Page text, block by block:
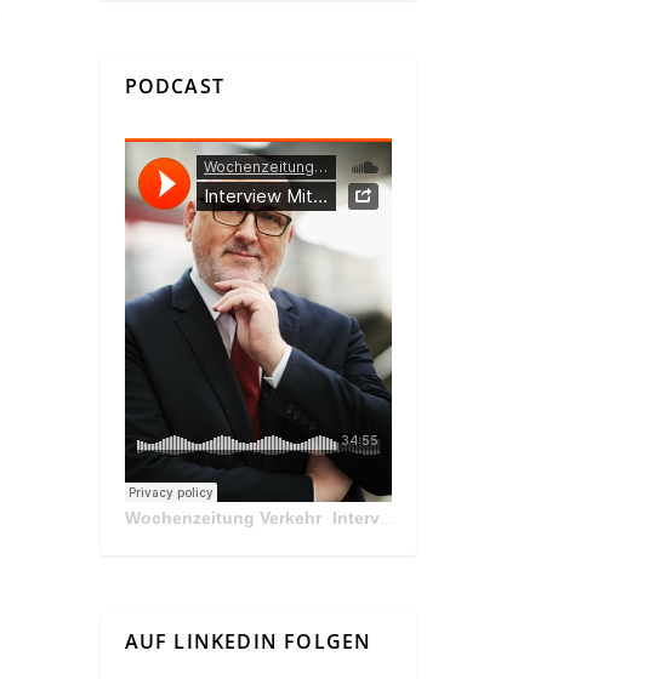
PODCAST
Wochenzeitung Verkehr· Interview Mit Andreas Matthä, CEO der ÖBB Holding
AUF LINKEDIN FOLGEN